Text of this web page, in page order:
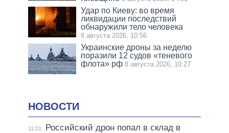
Удар по Киеву: во время
ликвидации последствий
обнаружили тело человека
8 августа 2026, 10:56
Украинские дроны за неделю
поразили 12 судов «теневого
флота» рф 8 августа 2026, 10:27
НОВОСТИ
11:01
Российский дрон попал в склад в